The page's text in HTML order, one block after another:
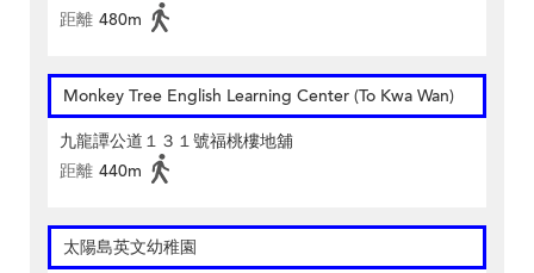
距離 480m
Monkey Tree English Learning Center (To Kwa Wan)
九龍譚公道１３１號福桃樓地舖
距離 440m
太陽島英文幼稚園